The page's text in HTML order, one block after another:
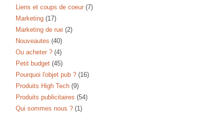
Liens et coups de coeur (7)
Marketing (17)
Marketing de rue (2)
Nouveautes (40)
Ou acheter ? (4)
Petit budget (45)
Pourquoi l'objet pub ? (16)
Produits High Tech (9)
Produits publicitaires (54)
Qui sommes nous ? (1)